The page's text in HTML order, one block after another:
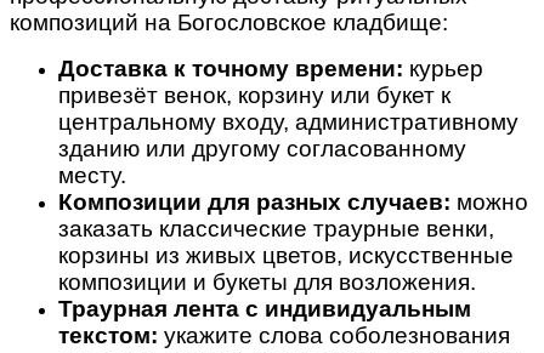
композиций на Богословское кладбище:
Доставка к точному времени: курьер
привезёт венок, корзину или букет к
центральному входу, административному
зданию или другому согласованному
месту.
Композиции для разных случаев: можно
заказать классические траурные венки,
корзины из живых цветов, искусственные
композиции и букеты для возложения.
Траурная лента с индивидуальным
текстом: укажите слова соболезнования